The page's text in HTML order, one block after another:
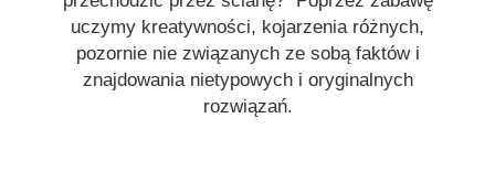
uczymy kreatywności, kojarzenia różnych,
pozornie nie związanych ze sobą faktów i
znajdowania nietypowych i oryginalnych
rozwiązań.